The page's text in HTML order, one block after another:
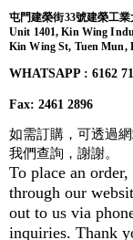
屯門建榮街33號建榮工業
Unit 1401, Kin Wing
Kin Wing St, Tuen Mun,
WHATSAPP : 6162
Fax: 2461 2896
如需訂購，可透過
我們查詢， 謝謝。
To place an
through our
out to us via
inquiries. Thank